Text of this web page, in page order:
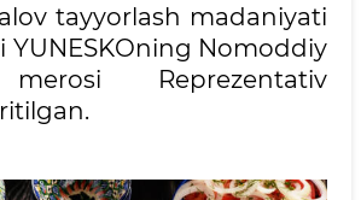
tayyorlash madaniyati
YUNESKOning Nomoddiy
Reprezentativ